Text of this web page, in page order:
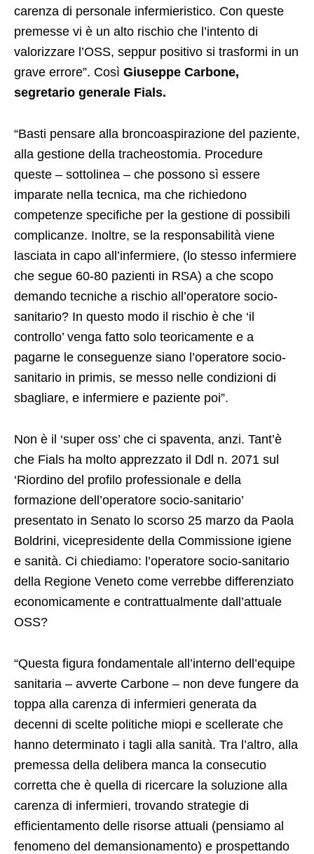
carenza di personale infermieristico. Con queste
premesse vi è un alto rischio che l’intento di
valorizzare l’OSS, seppur positivo si trasformi in un
grave errore”. Così Giuseppe Carbone,
segretario generale Fials.
“Basti pensare alla broncoaspirazione del paziente,
alla gestione della tracheostomia. Procedure
queste – sottolinea – che possono sì essere
imparate nella tecnica, ma che richiedono
competenze specifiche per la gestione di possibili
complicanze. Inoltre, se la responsabilità viene
lasciata in capo all’infermiere, (lo stesso infermiere
che segue 60-80 pazienti in RSA) a che scopo
demando tecniche a rischio all’operatore socio-
sanitario? In questo modo il rischio è che ‘il
controllo’ venga fatto solo teoricamente e a
pagarne le conseguenze siano l’operatore socio-
sanitario in primis, se messo nelle condizioni di
sbagliare, e infermiere e paziente poi”.
Non è il ‘super oss’ che ci spaventa, anzi. Tant’è
che Fials ha molto apprezzato il Ddl n. 2071 sul
‘Riordino del profilo professionale e della
formazione dell’operatore socio-sanitario’
presentato in Senato lo scorso 25 marzo da Paola
Boldrini, vicepresidente della Commissione igiene
e sanità. Ci chiediamo: l’operatore socio-sanitario
della Regione Veneto come verrebbe differenziato
economicamente e contrattualmente dall’attuale
OSS?
“Questa figura fondamentale all’interno dell’equipe
sanitaria – avverte Carbone – non deve fungere da
toppa alla carenza di infermieri generata da
decenni di scelte politiche miopi e scellerate che
hanno determinato i tagli alla sanità. Tra l’altro, alla
premessa della delibera manca la consecutio
corretta che è quella di ricercare la soluzione alla
carenza di infermieri, trovando strategie di
efficientamento delle risorse attuali (pensiamo al
fenomeno del demansionamento) e prospettando